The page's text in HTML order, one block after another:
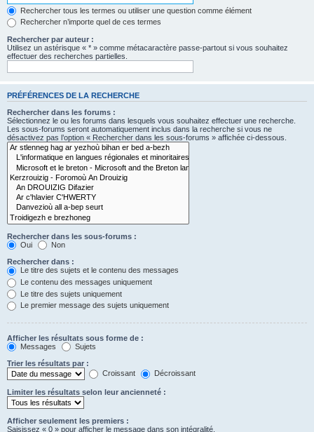
Rechercher tous les termes ou utiliser une question comme élément
Rechercher n’importe quel de ces termes
Rechercher par auteur :
Utilisez un astérisque « * » comme métacaractère passe-partout si vous souhaitez
effectuer des recherches partielles.
PRÉFÉRENCES DE LA RECHERCHE
Rechercher dans les forums :
Sélectionnez le ou les forums dans lesquels vous souhaitez effectuer une recherche.
Les sous-forums seront automatiquement inclus dans la recherche si vous ne
désactivez pas l’option « Rechercher dans les sous-forums » affichée ci-dessous.
Rechercher dans les sous-forums :
Oui
Non
Rechercher dans :
Le titre des sujets et le contenu des messages
Le contenu des messages uniquement
Le titre des sujets uniquement
Le premier message des sujets uniquement
Afficher les résultats sous forme de :
Messages
Sujets
Trier les résultats par :
Croissant
Décroissant
Limiter les résultats selon leur ancienneté :
Afficher seulement les premiers :
Saisissez « 0 » pour afficher le message dans son intégralité.